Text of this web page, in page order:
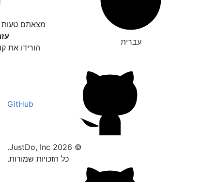
עברית
מצאתם טעות
הורידו את
© 2026 JustDo, Inc.
כל הזכויות שמורות.